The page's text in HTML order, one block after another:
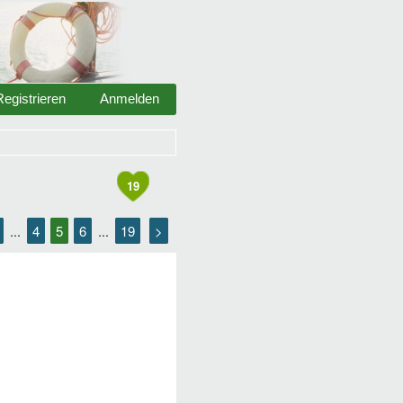
Anmelden
19
... 4 5 6 ... 19 >